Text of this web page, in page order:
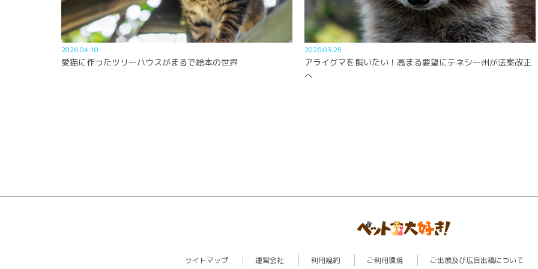
2026.04.10
愛猫に作ったツリーハウスがまるで絵本の世界
2026.03.25
アライグマを飼いたい！高まる要望にテネシー州が法案改正
へ
サイトマップ 運営会社 利用規約 ご利用環境 ご出展及び広告出稿について